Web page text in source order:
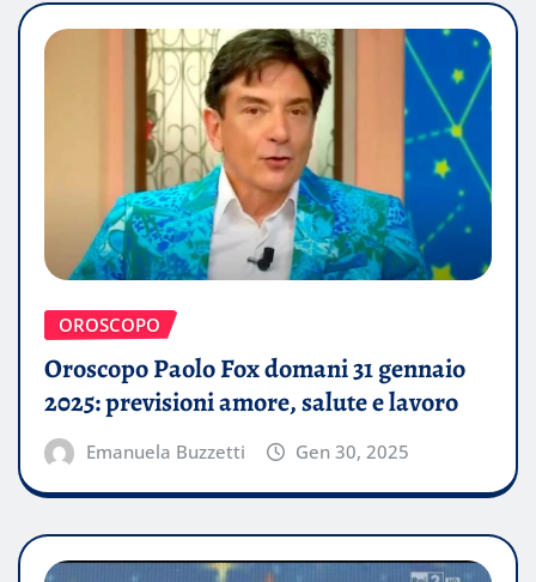
OROSCOPO
Oroscopo Paolo Fox domani 31 gennaio
2025: previsioni amore, salute e lavoro
Emanuela Buzzetti Gen 30, 2025